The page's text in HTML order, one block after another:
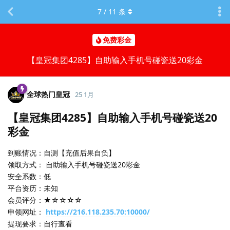
免费彩金
【皇冠集团4285】自助输入手机号碰瓷送20彩金
7 / 11 条
全球热门皇冠 25 1月
【皇冠集团4285】自助输入手机号碰瓷送20
彩金
到账情况：自测【充值后果自负】
领取方式： 自助输入手机号碰瓷送20彩金
安全系数：低
平台资历：未知
会员评分：★☆☆☆☆
申领网址： https://216.118.235.70:10000/
提现要求：自行查看